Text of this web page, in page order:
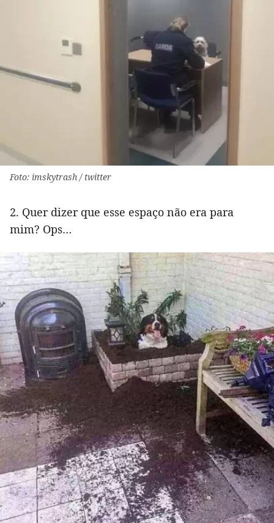
Foto: imskytrash / twitter
2. Quer dizer que esse espaço não era para
mim? Ops…